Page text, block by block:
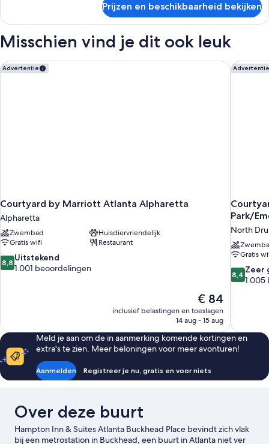
magnetron
(Wet
bar)
1
bed,
&
magnetron
Prijzen en beschikbaarheid bekijken
Misschien vind je dit ook leuk
Advertentie
Courtyard by Marriott Atlanta Alpharetta
Alpharetta
Zwembad
Huisdiervriendelijk
Gratis wifi
Restaurant
8.8
van
8,8 Uitstekend
1.001 beoordelingen
De
prijs
is
€ 84
inclusief belastingen en toeslagen
14 aug - 15 aug
Courtyard by Marriott Atlanta Alpharetta Advertentie
Park/
North
Gratis
8.4
van
1.005
8,4 Zeer
1.005
Meld je aan om de in aanmerking komende kortingen en
extra's te zien. Meer beloningen voor meer avonturen!
Aanmelden Registreer je nu, gratis en voor niets
Over deze buurt
Hampton Inn & Suites Atlanta Buckhead Place bevindt zich vlak
bij een metrostation in Buckhead, een buurt in Atlanta niet ver